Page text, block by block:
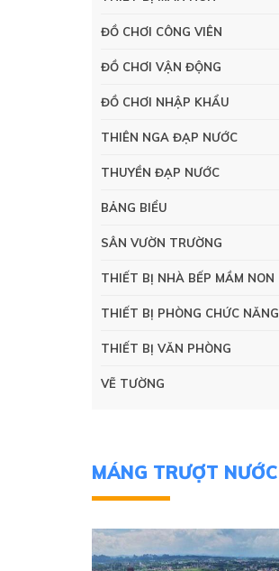
ĐỒ CHƠI CÔNG VIÊN
ĐỒ CHƠI VẬN ĐỘNG
ĐỒ CHƠI NHẬP KHẨU
THIÊN NGA ĐẠP NƯỚC
THUYỀN ĐẠP NƯỚC
BẢNG BIỂU
SÂN VƯỜN TRƯỜNG
THIẾT BỊ NHÀ BẾP MẦM NON
THIẾT BỊ PHÒNG CHỨC NĂNG
THIẾT BỊ VĂN PHÒNG
VẼ TƯỜNG
MÁNG TRƯỢT NƯỚC